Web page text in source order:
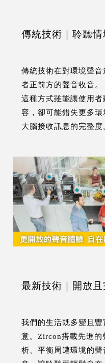
傳統技術｜聆聽情
傳統技術在對環境聲
者正前方的聲音收音。
這種方式雖能讓使用
容，卻可能錯失更多
大腦接收訊息的完整度
最新技術｜開放
我們的生活既多變且
意。Zircon搭載先進的
析、平衡周遭環境的